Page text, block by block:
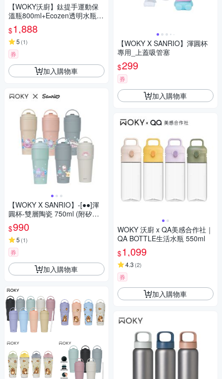
【WOKY沃廚】鈦提手運動保
溫瓶800ml+Ecozen透明水瓶80
0ml
$1,888
5 (1)
券
加入購物車
【WOKY X SANRIO】-[●●]渾
圓杯-雙層陶瓷 750ml (附矽膠
吸管)
$990
5 (1)
券
加入購物車
【WOKY X SANRIO】渾圓杯
專用_上蓋吸管塞
$299
券
加入購物車
WOKY 沃廚 x QA美感合作社｜
QA BOTTLE生活水瓶 550ml
$1,099
4.3 (2)
券
加入購物車